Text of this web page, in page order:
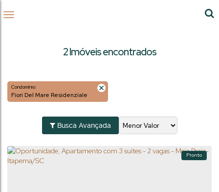
2 Imóveis encontrados
Condomínio:
Fiori Del Mare Residenziale
Busca Avançada
Pronto